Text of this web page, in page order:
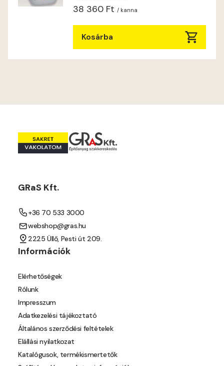
38 360 Ft / kanna
Kosárba
GRaS Kft.
+36 70 533 3000
webshop@gras.hu
2225 Üllő, Pesti út 209.
Információk
Elérhetőségek
Rólunk
Impresszum
Adatkezelési tájékoztató
Általános szerződési feltételek
Elállási nyilatkozat
Katalógusok, termékismertetők